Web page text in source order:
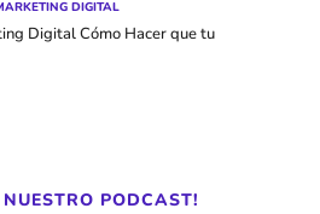
DIGITAL
Digital Cómo Hacer que tu
PODCAST!